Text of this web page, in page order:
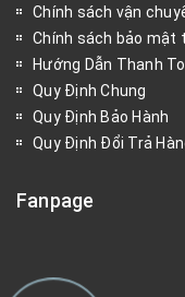
Chính sách vận
Chính sách bảo mật
Hướng Dẫn Thanh
Quy Định Chung
Quy Định Bảo Hành
Quy Định Đổi Trả
Fanpage